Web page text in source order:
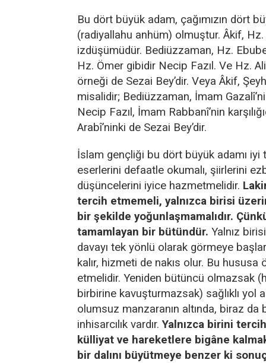
Bu dört büyük adam, çağımızın dört
(radiyallahu anhüm) olmuştur. Âkif, Hz.
izdüşümüdür. Bediüzzaman, Hz.
Hz. Ömer gibidir Necip Fazıl. Ve Hz.
örneği de Sezai Bey’dir. Veya Âkif, Şeyh
misalidir; Bediüzzaman, İmam
Necip Fazıl, İmam Rabbanî’nin
Arabî’ninki de Sezai Bey’dir.
İslam gençliği bu dört büyük adamı iyi
eserlerini defaatle okumalı, şiirlerini
düşüncelerini iyice hazmetmelidir.
tercih etmemeli, yalnızca birisi
bir şekilde yoğunlaşmamalıdır.
tamamlayan bir bütündür. Yalnız
davayı tek yönlü olarak görmeye
kalır, hizmeti de nakıs olur. Bu hususa
etmelidir. Yeniden bütüncü olmazsak
birbirine kavuşturmazsak) sağlıklı yol
olumsuz manzaranın altında, biraz da
inhisarcılık vardır.Yalnızca birini
külliyat ve hareketlere bigâne
bir dalını büyütmeye benzer ki